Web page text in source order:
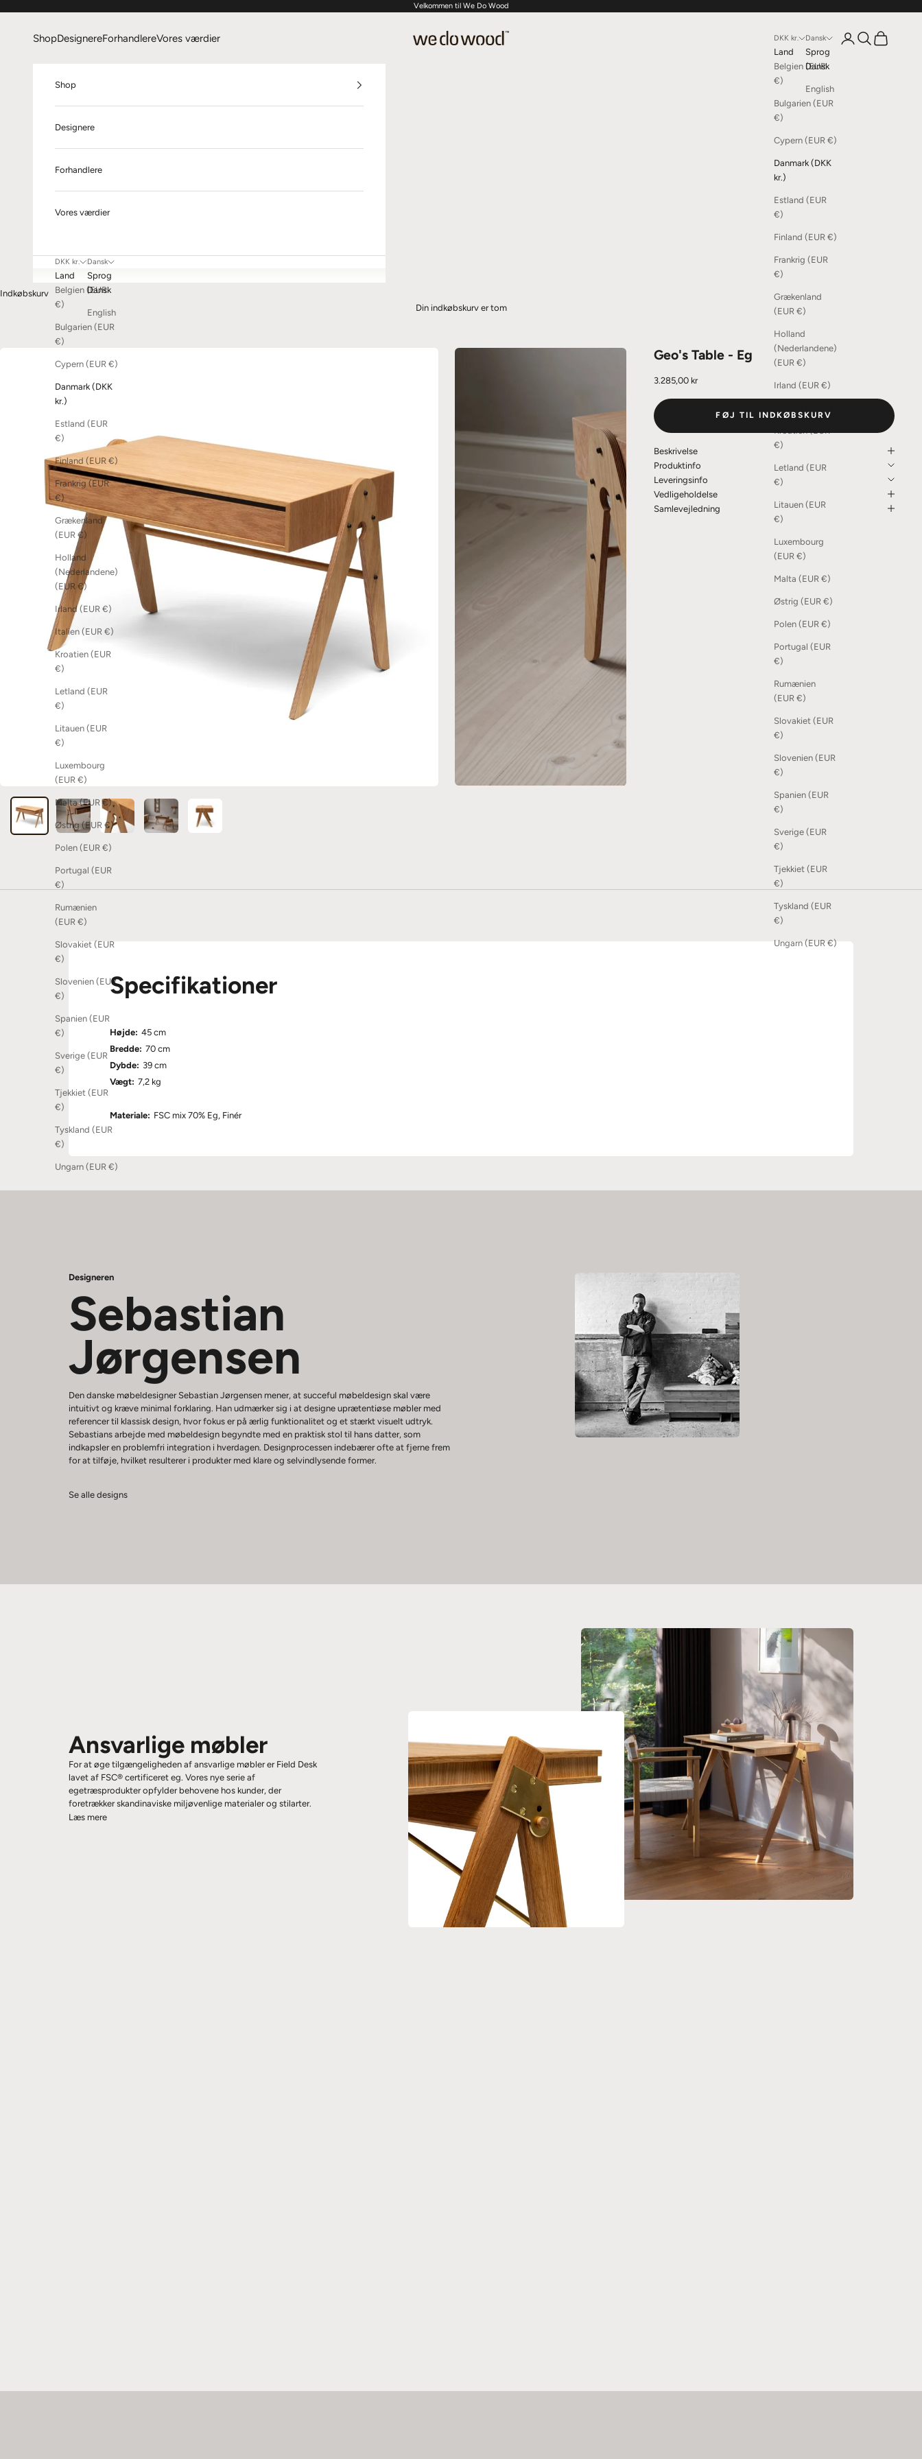
Velkommen til We Do Wood
We Do Wood
ShopDesignereForhandlereVores værdier DKK kr.
Land
Belgien (EUR
€)
Bulgarien (EUR
€)
Cypern (EUR €)
Danmark (DKK
kr.)
Estland (EUR
€)
Finland (EUR €)
Frankrig (EUR
€)
Grækenland
(EUR €)
Holland
(Nederlandene)
(EUR €)
Irland (EUR €)
€)
Letland (EUR
€)
Litauen (EUR
€)
Luxembourg
(EUR €)
Malta (EUR €)
Østrig (EUR €)
Polen (EUR €)
Portugal (EUR
€)
Rumænien
(EUR €)
Slovakiet (EUR
€)
Slovenien (EUR
€)
Spanien (EUR
€)
Sverige (EUR
€)
Tjekkiet (EUR
€)
Tyskland (EUR
€)
Ungarn (EUR €)
Dansk
Sprog
Dansk
English
Åbn kontoside
ÅbnÅbn
Shop
Designere
Forhandlere
Vores værdier
DKK kr.
Land
Belgien (EUR
€)
Bulgarien (EUR
€)
Cypern (EUR €)
Danmark (DKK
kr.)
Estland (EUR
€)
Finland (EUR €)
Frankrig (EUR
€)
Grækenland
(EUR €)
Holland
(Nederlandene)
(EUR €)
Irland (EUR €)
Italien (EUR €)
Kroatien (EUR
€)
Letland (EUR
€)
Litauen (EUR
€)
Luxembourg
(EUR €)
Malta (EUR €)
Østrig (EUR €)
Polen (EUR €)
Portugal (EUR
€)
Rumænien
(EUR €)
Slovakiet (EUR
€)
Slovenien (EUR
€)
Spanien (EUR
€)
Sverige (EUR
€)
Tjekkiet (EUR
€)
Tyskland (EUR
€)
Ungarn (EUR €)
Dansk
Sprog
Dansk
English
Indkøbskurv
Din indkøbskurv er tom
Geo's Table - Eg
Salgspris
3.285,00 kr
FØJ TIL INDKØBSKURV
Beskrivelse
Produktinfo
Leveringsinfo
Vedligeholdelse
Samlevejledning
Specifikationer
Højde: 45 cm
Bredde: 70 cm
Dybde: 39 cm
Vægt: 7,2 kg
Materiale: FSC mix 70% Eg, Finér
Designeren
Sebastian
Jørgensen
Den danske møbeldesigner Sebastian Jørgensen mener, at succeful møbeldesign skal være
intuitivt og kræve minimal forklaring. Han udmærker sig i at designe uprætentiøse møbler med
referencer til klassisk design, hvor fokus er på ærlig funktionalitet og et stærkt visuelt udtryk.
Sebastians arbejde med møbeldesign begyndte med en praktisk stol til hans datter, som
indkapsler en problemfri integration i hverdagen. Designprocessen indebærer ofte at fjerne frem
for at tilføje, hvilket resulterer i produkter med klare og selvindlysende former.
Se alle designs
Ansvarlige møbler
For at øge tilgængeligheden af ​​ansvarlige møbler er Field Desk
lavet af FSC® certificeret eg. Vores nye serie af
egetræsprodukter opfylder behovene hos kunder, der
foretrækker skandinaviske miljøvenlige materialer og stilarter.
Læs mere